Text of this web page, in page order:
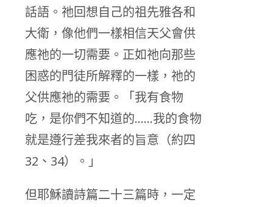
話語。祂回想自己的祖先雅各和
大衛，像他們一樣相信天父會供
應祂的一切需要。正如祂向那些
困惑的門徒所解釋的一樣，祂的
父供應祂的需要。「我有食物
吃，是你們不知道的……我的食物
就是遵行差我來者的旨意（約四
32、34）。」
但耶穌讀詩篇二十三篇時，一定